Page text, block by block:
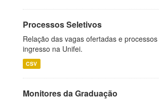
Processos Seletivos
Relação das vagas ofertadas e
ingresso na Unifei.
CSV
Monitores da Graduação